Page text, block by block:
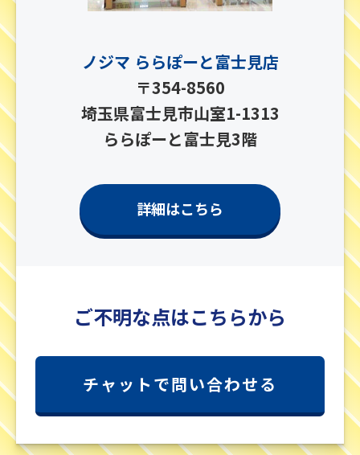
ノジマ ららぽーと富士見店
〒354-8560
埼玉県富士見市山室1-1313
ららぽーと富士見3階
詳細はこちら
ご不明な点はこちらから
チャットで問い合わせる